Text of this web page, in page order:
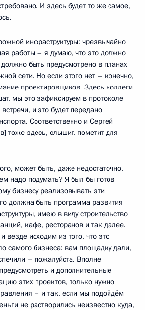
И здесь будет то же самое,
инфраструктуры: чрезвычайно
работы – я думаю, что это должно
быть предусмотрено в планах
сети. Но если этого нет – конечно,
проектировщиков. Здесь коллеги
мы это зафиксируем в протоколе
и это будет передано
Соответственно и Сергей
тоже здесь, слышит, пометит для
может быть, даже недостаточно.
надо подумать? Я был бы готов
бизнесу реализовывать эти
должна быть программа развития
имею в виду строительство
кафе, ресторанов и так далее.
везде исходим из того, что это
самого бизнеса: вам площадку дали,
– пожалуйста. Вполне
и дополнительные
этих проектов, только нужно
– и так, если мы подойдём
не растворились неизвестно куда,